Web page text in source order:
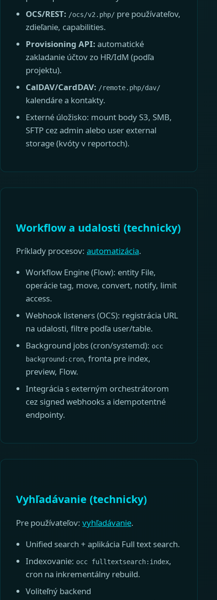
OCS/REST: /ocs/v2.php/ pre používateľov,
zdieľanie, capabilities.
Provisioning API: automatické
zakladanie účtov zo HR/IdM (podľa
projektu).
CalDAV/CardDAV: /remote.php/dav/
kalendáre a kontakty.
Externé úložisko: mount body S3, SMB,
SFTP cez admin alebo user external
storage (kvóty v reportoch).
Workflow a udalosti (technicky)
Príklady procesov: automatizácia.
Workflow Engine (Flow): entity File,
operácie tag, move, convert, notify, limit
access.
Webhook listeners (OCS): registrácia URL
na udalosti, filtre podľa user/table.
Background jobs (cron/systemd): occ
background:cron, fronta pre index,
preview, Flow.
Integrácia s externým orchestrátorom
cez signed webhooks a idempotentné
endpointy.
Vyhľadávanie (technicky)
Pre používateľov: vyhľadávanie.
Unified search + aplikácia Full text search.
Indexovanie: occ fulltextsearch:index,
cron na inkrementálny rebuild.
Voliteľný backend